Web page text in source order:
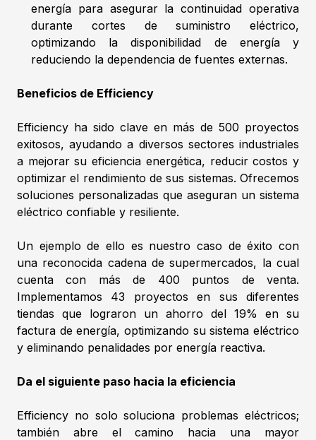
energía para asegurar la continuidad operativa
durante cortes de suministro eléctrico,
optimizando la disponibilidad de energía y
reduciendo la dependencia de fuentes externas.
Beneficios de Efficiency
Efficiency ha sido clave en más de 500 proyectos
exitosos, ayudando a diversos sectores industriales
a mejorar su eficiencia energética, reducir costos y
optimizar el rendimiento de sus sistemas. Ofrecemos
soluciones personalizadas que aseguran un sistema
eléctrico confiable y resiliente.
Un ejemplo de ello es nuestro caso de éxito con
una reconocida cadena de supermercados, la cual
cuenta con más de 400 puntos de venta.
Implementamos 43 proyectos en sus diferentes
tiendas que lograron un ahorro del 19% en su
factura de energía, optimizando su sistema eléctrico
y eliminando penalidades por energía reactiva.
Da el siguiente paso hacia la eficiencia
Efficiency no solo soluciona problemas eléctricos;
también abre el camino hacia una mayor